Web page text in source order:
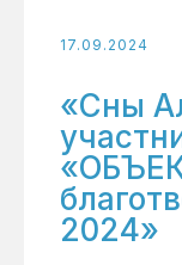
17.09.2024
«Сны
2024»